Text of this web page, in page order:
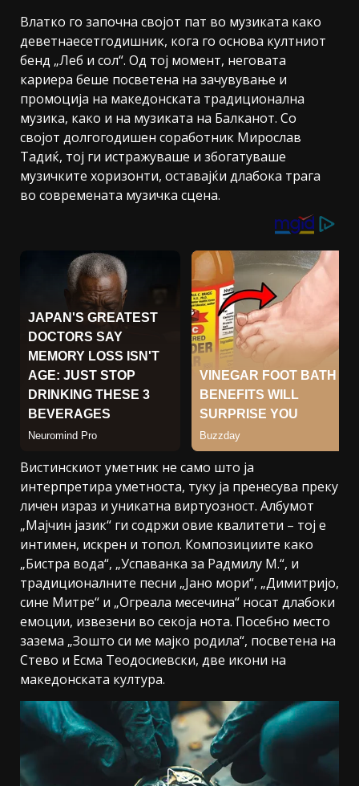
Влатко го започна својот пат во музиката како
деветнаесетгодишник, кога го основа култниот
бенд „Леб и сол“. Од тој момент, неговата
кариера беше посветена на зачувување и
промоција на македонската традиционална
музика, како и на музиката на Балканот. Со
својот долгогодишен соработник Мирослав
Тадиќ, тој ги истражуваше и збогатуваше
музичките хоризонти, оставајќи длабока трага
во современата музичка сцена.
Вистинскиот уметник не само што ја
интерпретира уметноста, туку ја пренесува преку
личен израз и уникатна виртуозност. Албумот
„Мајчин јазик“ ги содржи овие квалитети – тој е
интимен, искрен и топол. Композициите како
„Бистра вода“, „Успаванка за Радмилу М.“, и
традиционалните песни „Јано мори“, „Димитријо,
сине Митре“ и „Огреала месечина“ носат длабоки
емоции, извезени во секоја нота. Посебно место
зазема „Зошто си ме мајко родила“, посветена на
Стево и Есма Теодосиевски, две икони на
македонската култура.